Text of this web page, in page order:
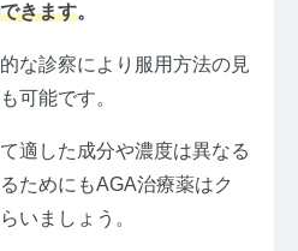
きます。
な診察により服用方法の見
可能です。
適した成分や濃度は異なる
ためにもAGA治療薬はク
いましょう。